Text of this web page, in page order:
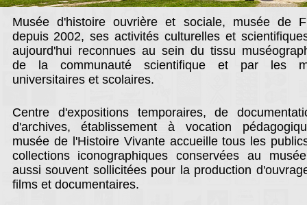
Musée d'histoire ouvrière et sociale, musée de
depuis 2002, ses activités culturelles et
aujourd'hui reconnues au sein du tissu
de la communauté scientifique et par les
universitaires et scolaires.
Centre d'expositions temporaires, de
d'archives, établissement à vocation
musée de l'Histoire Vivante accueille tous les
collections iconographiques conservées au
aussi souvent sollicitées pour la production
films et documentaires.